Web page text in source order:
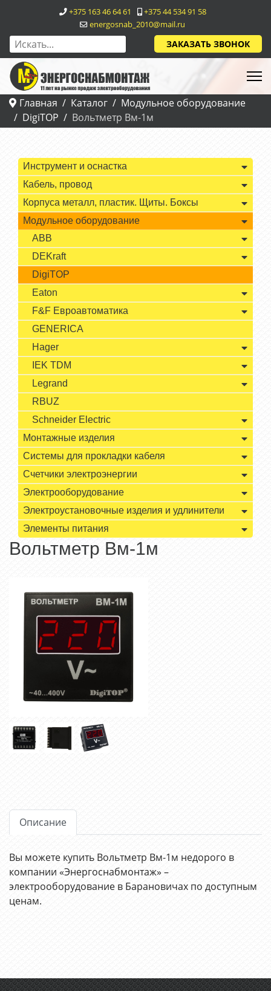
+375 163 46 64 61
+375 44 534 91 58
energosnab_2010@mail.ru
ЗАКАЗАТЬ ЗВОНОК
Главная Каталог
Модульное оборудование
DigiTOP
Вольтметр Вм-1м
Инструмент и оснастка
Кабель, провод
Корпуса металл, пластик. Щиты. Боксы
Модульное оборудование
ABB
DEKraft
DigiTOP
Eaton
F&F Евроавтоматика
GENERICA
Hager
IEK TDM
Legrand
RBUZ
Schneider Electric
Монтажные изделия
Системы для прокладки кабеля
Счетчики электроэнергии
Электрооборудование
Электроустановочные изделия и удлинители
Элементы питания
Вольтметр Вм-1м
Описание
Вы можете купить Вольтметр Вм-1м недорого в
компании «Энергоснабмонтаж» –
электрооборудование в Барановичах по доступным
ценам.